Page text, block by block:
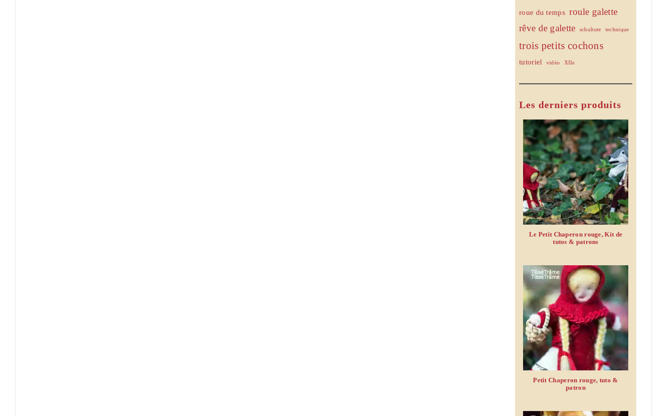
roue du temps roule galette
rêve de galette
schultute technique
trois petits cochons
tutoriel vidéo XIIe
Les derniers produits
Le Petit Chaperon rouge, Kit de
tutos & patrons
Petit Chaperon rouge, tuto &
patron